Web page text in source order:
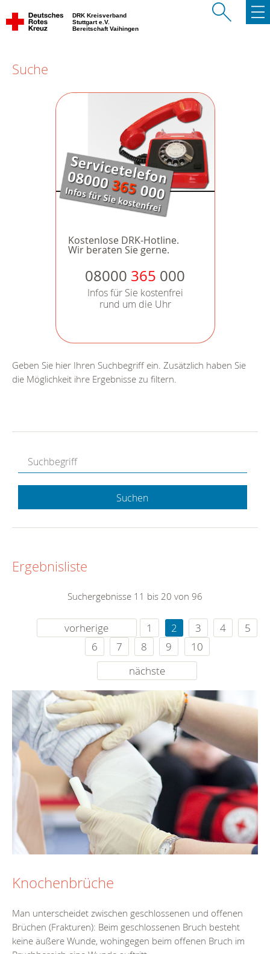
DRK Kreisverband
Stuttgart e.V.
Bereitschaft Vaihingen
Suche
Kostenlose DRK-Hotline.
Wir beraten Sie gerne.
08000 365 000
Infos für Sie kostenfrei
rund um die Uhr
Geben Sie hier Ihren Suchbegriff ein. Zusätzlich haben Sie
die Möglichkeit ihre Ergebnisse zu filtern.
Suchen
Ergebnisliste
Suchergebnisse 11 bis 20 von 96
vorherige 1 2 3 4
5
6
7 8 9
10
nächste
Knochenbrüche
Man unterscheidet zwischen geschlossenen und offenen
Brüchen (Frakturen): Beim geschlossenen Bruch besteht
keine äußere Wunde, wohingegen beim offenen Bruch im